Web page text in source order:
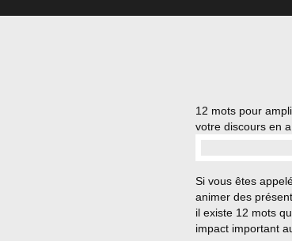
12 mots pour
votre discours en
Si vous êtes
animer des
il existe 12 mots
impact important